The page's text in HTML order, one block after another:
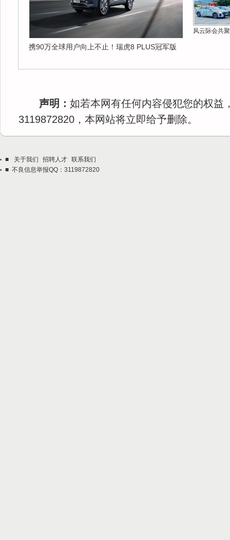
携90万全球用户向上不止！瑞虎8 PLUS冠军版
风云际会共
声明： 如若本网有任何内容侵犯您的权益
3119872820，本网站将立即给予删除。
■ 关于我们 招聘人才 联系我们
■ 不良信息举报QQ：3119872820